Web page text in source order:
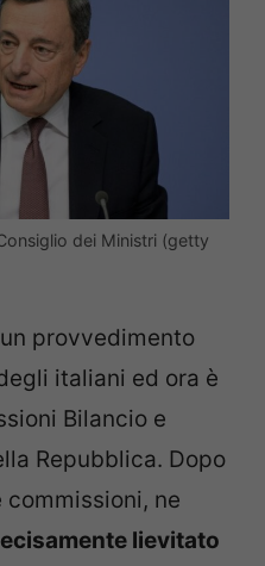
dei Ministri (getty
provvedimento
italiani ed ora è
Bilancio e
Repubblica. Dopo
ne
lievitato